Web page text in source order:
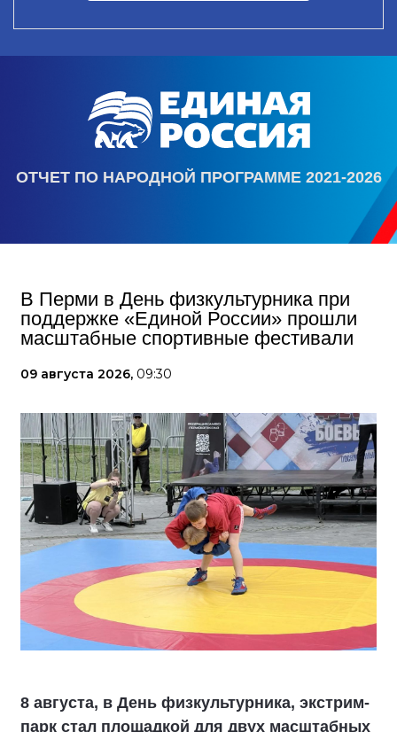
ОТЧЕТ ПО НАРОДНОЙ ПРОГРАММЕ 2021-2026
В Перми в День физкультурника при
поддержке «Единой России» прошли
масштабные спортивные фестивали
09 августа 2026, 09:30
8 августа, в День физкультурника, экстрим-
парк стал площадкой для двух масштабных